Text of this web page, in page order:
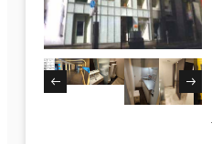
この条件